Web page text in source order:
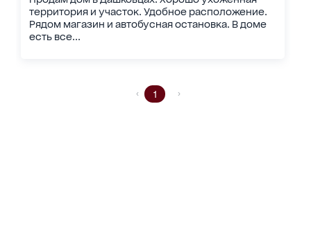
территория и участок. Удобное расположение.
Рядом магазин и автобусная остановка. В доме
есть все...
1